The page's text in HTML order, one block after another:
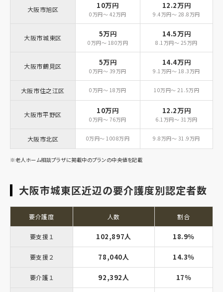
大阪市旭区 10万円
0万円～ 42万円
12.2万円
9.4万円～ 28.8万円
大阪市城東区 5万円
0万円～ 180万円
14.5万円
8.1万円～ 25万円
大阪市鶴見区 5万円
0万円～ 39万円
14.4万円
9.1万円～ 18.3万円
大阪市住之江区 0万円～ 18万円 10万円～ 21.5万円
大阪市平野区 10万円
0万円～ 76万円
12.2万円
6.1万円～ 31万円
大阪市北区 0万円～ 1008万円 9.8万円～ 31.9万円
※老人ホーム相談プラザに掲載中のプランの中央値を記載
大阪市城東区近辺の要介護度別認定者数
要介護度 人数 割合
要支援１ 102,897人 18.9％
要支援２ 78,040人 14.3％
要介護１ 92,392人 17％